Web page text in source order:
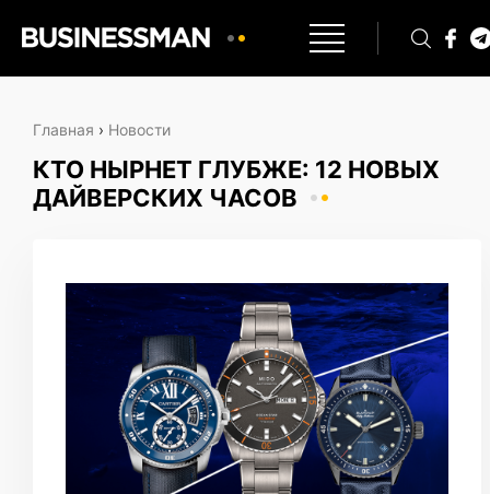
Главная › Новости
КТО НЫРНЕТ ГЛУБЖЕ: 12 НОВЫХ
ДАЙВЕРСКИХ ЧАСОВ